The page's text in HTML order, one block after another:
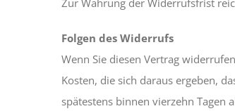
Folgen des Widerrufs
Wenn Sie diesen Vertrag
Kosten, die sich daraus ergeben,
spätestens binnen vierzehn Tagen